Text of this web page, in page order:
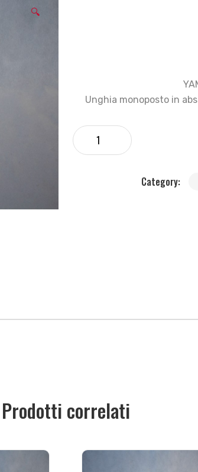
🔍
Unghia monoposto in
Category:
Prodotti correlati